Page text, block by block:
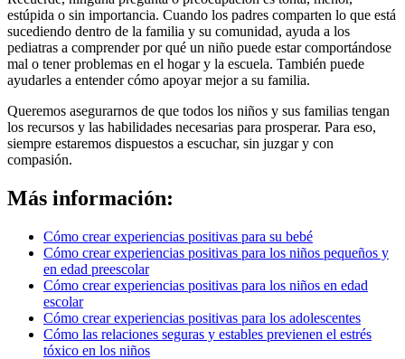
estúpida o sin importancia. Cuando los padres comparten lo que está
sucediendo dentro de la familia y su comunidad, ayuda a los
pediatras a comprender por qué un niño puede estar comportándose
mal o tener problemas en el hogar y la escuela. También puede
ayudarles a entender cómo apoyar mejor a su familia.
Queremos asegurarnos de que todos los niños y sus familias tengan
los recursos y las habilidades necesarias para prosperar. Para eso,
siempre estaremos dispuestos a escuchar, sin juzgar y con
compasión.
Más información:
Cómo crear experiencias positivas para su bebé
Cómo crear experiencias positivas para los niños pequeños y
en edad preescolar
Cómo crear experiencias positivas para los niños en edad
escolar
Cómo crear experiencias positivas para los adolescentes
Cómo las relaciones seguras y estables previenen el estrés
tóxico en los niños